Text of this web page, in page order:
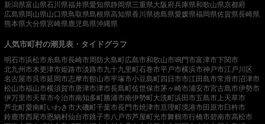
新潟県富山県石川県福井県愛知県静岡県三重県大阪府兵庫県和歌山県京都府
広島県岡山県山口県鳥取県島根県高知県香川県徳島県愛媛県福岡県佐賀県長崎県
熊本県大分県宮崎県鹿児島県沖縄県
人気市町村の潮見表・タイドグラフ
明石市浜松市糸島市長崎市周防大島町広島市和歌山市鳴門市富津市下関市
北九州市木更津市姫路市淡路市九十九里町石巻市平戸市横浜市神戸市江戸川区
名古屋市呉市延岡市志摩市館山市平塚市小豆島町四日市市江田島市常滑市沼津市
松山市福山市横須賀市唐津市津市長島町佐世保市茅ヶ崎市浦安市宮古島市伊勢市
伊万里市天草市今治市南知多町勝浦市南伊勢町大洗町浜田市五島市 上天草市
芦北町愛南町いわき市大磯町千葉市長門市焼津市亘理町境港市田原市臼杵市
鈴鹿市西尾市恩納村仙台市銚子市八戸市芦屋町光市舞鶴市行橋市碧南市高松市